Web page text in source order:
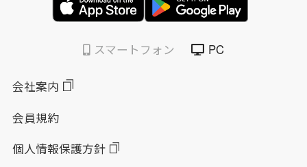
スマートフォン PC
会社案内
会員規約
個人情報保護方針